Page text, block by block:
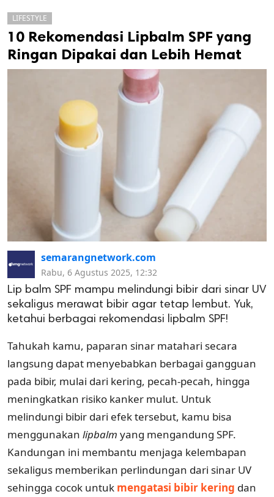
LIFESTYLE
10 Rekomendasi Lipbalm SPF yang
Ringan Dipakai dan Lebih Hemat
semarangnetwork.com
Rabu, 6 Agustus 2025, 12:32
Lip balm SPF mampu melindungi bibir dari sinar UV
sekaligus merawat bibir agar tetap lembut. Yuk,
ketahui berbagai rekomendasi lipbalm SPF!
Tahukah kamu, paparan sinar matahari secara
langsung dapat menyebabkan berbagai gangguan
pada bibir, mulai dari kering, pecah-pecah, hingga
meningkatkan risiko kanker mulut. Untuk
melindungi bibir dari efek tersebut, kamu bisa
menggunakan lipbalm yang mengandung SPF.
Kandungan ini membantu menjaga kelembapan
sekaligus memberikan perlindungan dari sinar UV
sehingga cocok untuk mengatasi bibir kering dan